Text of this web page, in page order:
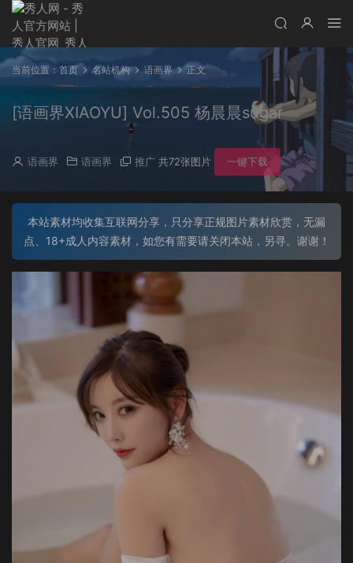
当前位置： 首页 名站机构 语画界 正文
[语画界XIAOYU] Vol.505 杨晨晨sugar
语画界 语画界 推广 共72张图片 一键下载
本站素材均收集互联网分享，只分享正规图片素材欣赏，无漏
点、18+成人内容素材，如您有需要请关闭本站，另寻。谢谢！